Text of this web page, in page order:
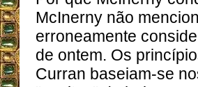
McInerny não
erroneamente
de ontem. Os
Curran baseiam-se